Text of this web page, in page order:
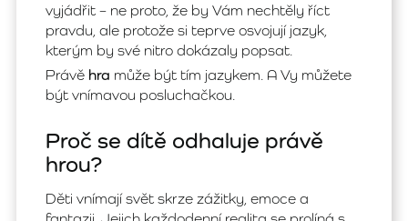
vyjádřit – ne proto, že by Vám nechtěly říct
pravdu, ale protože si teprve osvojují jazyk,
kterým by své nitro dokázaly popsat.
Právě hra může být tím jazykem. A Vy můžete
být vnímavou posluchačkou.
Proč se dítě odhaluje právě
hrou?
Děti vnímají svět skrze zážitky, emoce a